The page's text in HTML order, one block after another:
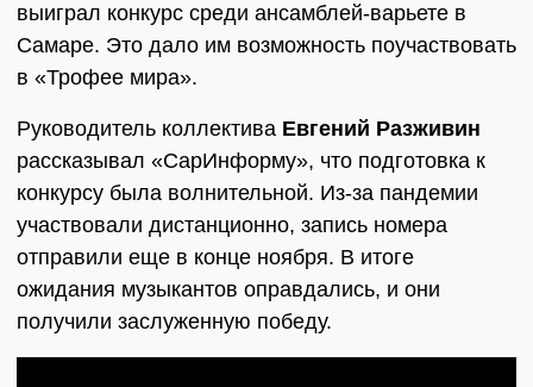
выиграл конкурс среди ансамблей-варьете в
Самаре. Это дало им возможность поучаствовать
в «Трофее мира».
Руководитель коллектива Евгений Разживин
рассказывал «СарИнформу», что подготовка к
конкурсу была волнительной. Из-за пандемии
участвовали дистанционно, запись номера
отправили еще в конце ноября. В итоге
ожидания музыкантов оправдались, и они
получили заслуженную победу.